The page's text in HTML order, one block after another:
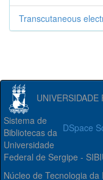
Transcutaneous
DSpace
Sistema de
Bibliotecas da
Universidade
Federal de Sergipe -
Núcleo de Tecnologia